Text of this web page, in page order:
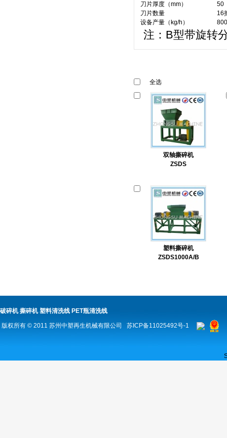
刀片厚度（mm）
50
刀片数量
16
设备产量（kg/h）
注：B型带旋转
全选
双轴撕碎机
ZSDS
塑料撕碎机
ZSDS1000A/B
破碎机 撕碎机 塑料清洗线 PET瓶清洗线
版权所有 © 2011 苏州中塑再生机械有限公司 苏ICP备11025492号-1